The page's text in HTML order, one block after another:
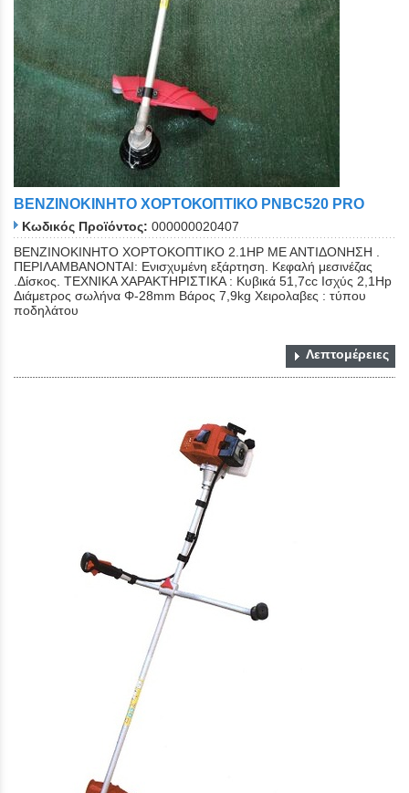
ΒΕΝΖΙΝΟΚΙΝΗΤΟ ΧΟΡΤΟΚΟΠΤΙΚΟ PNBC520 PRO
Κωδικός Προϊόντος: 000000020407
ΒΕΝΖΙΝΟΚΙΝΗΤΟ ΧΟΡΤΟΚΟΠΤΙΚΟ 2.1HP ΜΕ ΑΝΤΙΔΟΝΗΣΗ .
ΠΕΡΙΛΑΜΒΑΝΟΝΤΑΙ: Ενισχυμένη εξάρτηση. Κεφαλή μεσινέζας
.Δίσκος. ΤΕΧΝΙΚΑ ΧΑΡΑΚΤΗΡΙΣΤΙΚΑ : Κυβικά 51,7cc Ισχύς 2,1Hp
Διάμετρος σωλήνα Φ-28mm Βάρος 7,9kg Χειρολαβες : τύπου
ποδηλάτου
Λεπτομέρειες